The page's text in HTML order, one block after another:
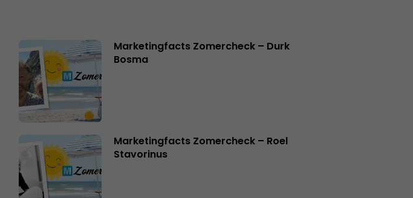
Marketingfacts Zomercheck – Durk
Bosma
Marketingfacts Zomercheck – Roel
Stavorinus